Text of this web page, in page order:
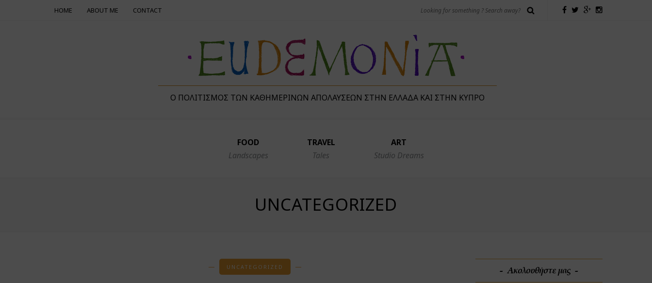
HOME ABOUT ME CONTACT
Ο ΠΟΛΙΤΙΣΜΌΣ ΤΩΝ ΚΑΘΗΜΕΡΙΝΏΝ ΑΠΟΛΑΎΣΕΩΝ ΣΤΗΝ ΕΛΛΆΔΑ ΚΑΙ ΣΤΗΝ ΚΎΠΡΟ
FOOD
Landscapes
TRAVEL
Tales
ART
Studio Dreams
UNCATEGORIZED
UNCATEGORIZED Ακολουθήστε μας